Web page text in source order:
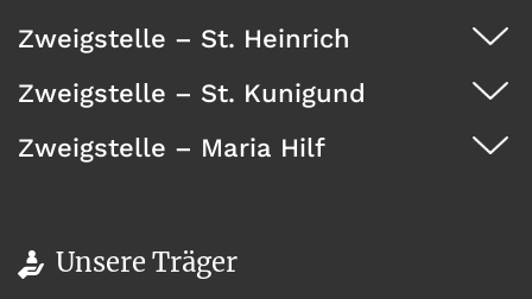
Zweigstelle – St. Heinrich
Dürrwächterstr. 29, 96052 Bamberg
Zweigstelle – St. Kunigund
Seehofstraße 41, 96052 Bamberg
Zweigstelle – Maria Hilf
Unsere Träger